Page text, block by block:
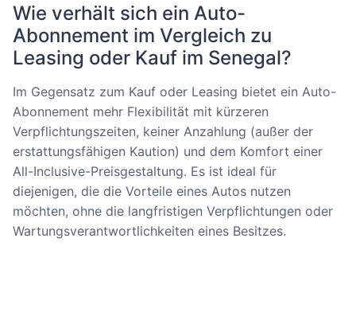
Wie verhält sich ein Auto-
Abonnement im Vergleich zu
Leasing oder Kauf im Senegal?
Im Gegensatz zum Kauf oder Leasing bietet ein Auto-
Abonnement mehr Flexibilität mit kürzeren
Verpflichtungszeiten, keiner Anzahlung (außer der
erstattungsfähigen Kaution) und dem Komfort einer
All-Inclusive-Preisgestaltung. Es ist ideal für
diejenigen, die die Vorteile eines Autos nutzen
möchten, ohne die langfristigen Verpflichtungen oder
Wartungsverantwortlichkeiten eines Besitzes.